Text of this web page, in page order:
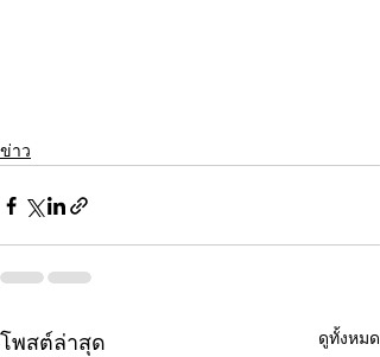
ข่าว
โพสต์ล่าสุด ดูทั้งหมด